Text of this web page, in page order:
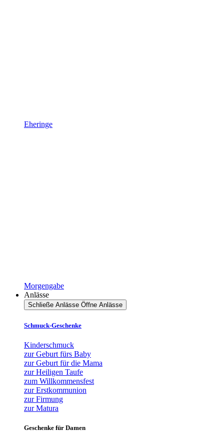
Eheringe
Morgengabe
Anlässe
Schließe Anlässe Öffne Anlässe
Schmuck-Geschenke
Kinderschmuck
zur Geburt fürs Baby
zur Geburt für die Mama
zur Heiligen Taufe
zum Willkommensfest
zur Erstkommunion
zur Firmung
zur Matura
Geschenke für Damen